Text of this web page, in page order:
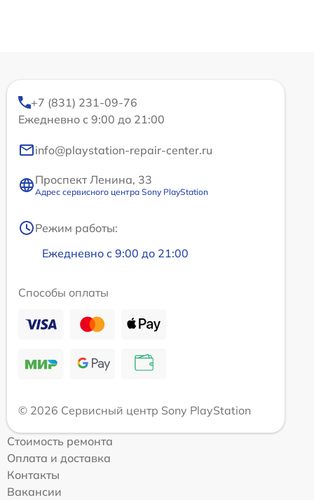
+7 (831) 231-09-76
Ежедневно с 9:00 до 21:00
info@playstation-repair-center.ru
Проспект Ленина, 33
Адрес сервисного центра Sony PlayStation
Режим работы:
Ежедневно с 9:00 до 21:00
Способы оплаты
© 2026 Сервисный центр Sony PlayStation
Стоимость ремонта
Оплата и доставка
Контакты
Вакансии